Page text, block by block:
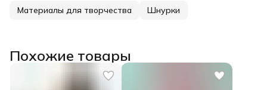
Материалы для творчества Шнурки
Похожие товары